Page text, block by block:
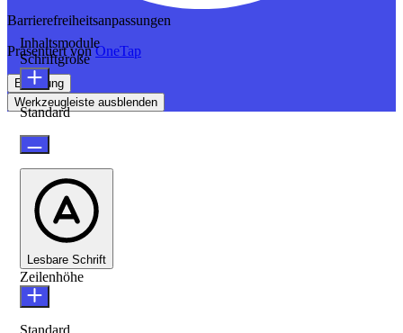
Barrierefreiheitsanpassungen
Präsentiert vonOneTap
Erklärung
Werkzeugleiste ausblenden
Inhaltsmodule
Schriftgröße
Standard
Lesbare Schrift
Zeilenhöhe
Standard